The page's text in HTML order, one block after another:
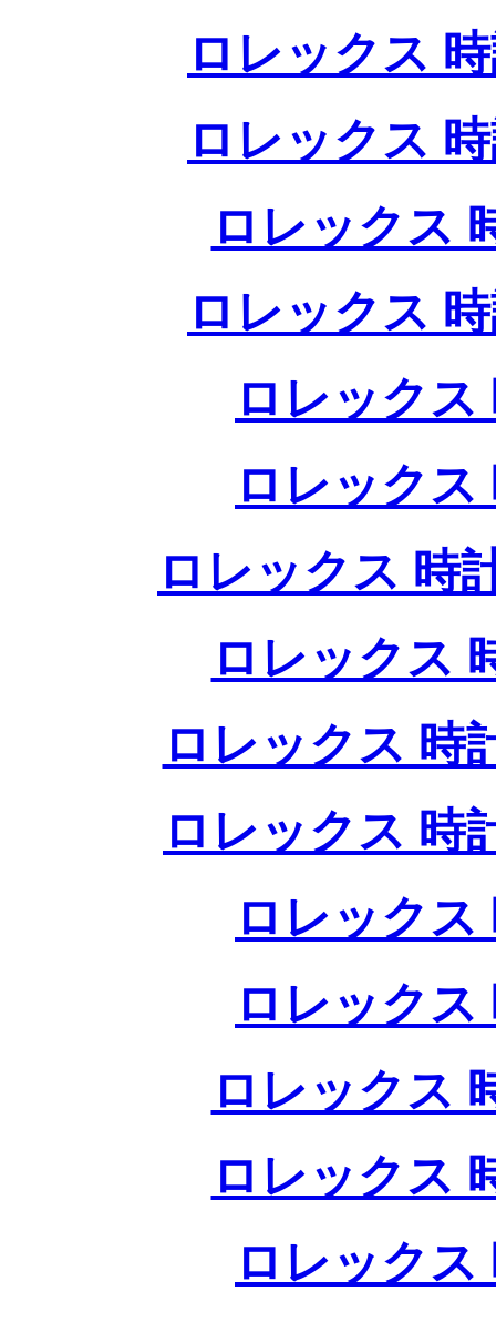
ロレックス
ロレックス
ロレックス
ロレックス
ロレックス
ロレックス
ロレックス 時
ロレックス
ロレックス 時
ロレックス 時
ロレックス
ロレックス
ロレックス
ロレックス
ロレックス